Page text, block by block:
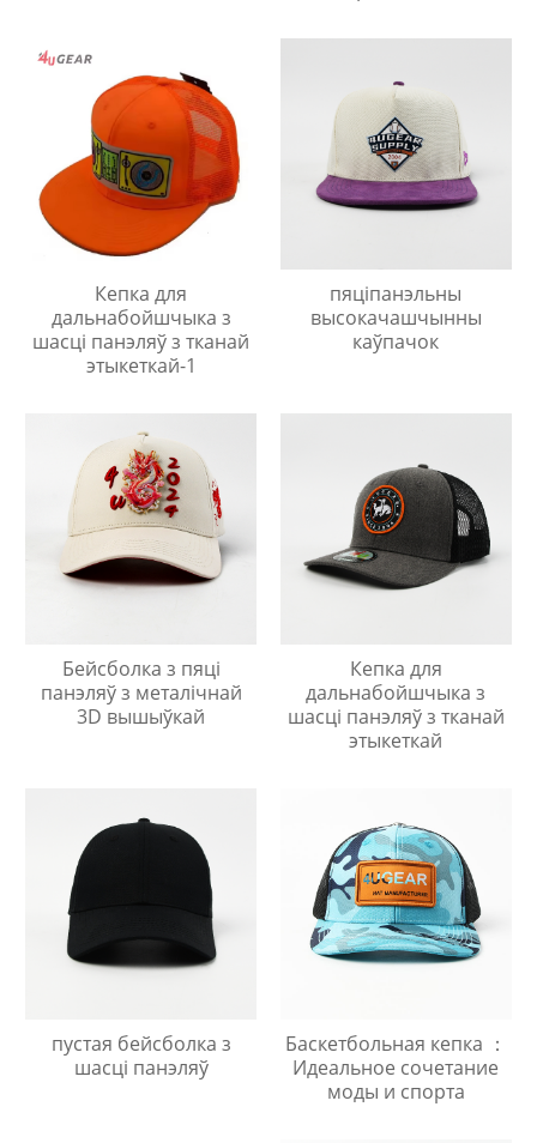
Кепка для
дальнабойшчыка з
шасці панэляў з тканай
этыкеткай-1
пяціпанэльны
высокачашчынны
каўпачок
Бейсболка з пяці
панэляў з металічнай
3D вышыўкай
Кепка для
дальнабойшчыка з
шасці панэляў з тканай
этыкеткай
пустая бейсболка з
шасці панэляў
Баскетбольная кепка ：
Идеальное сочетание
моды и спорта